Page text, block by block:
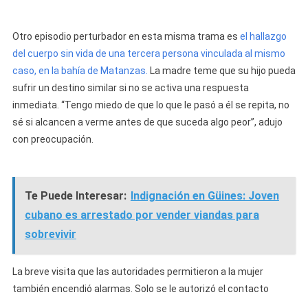
Otro episodio perturbador en esta misma trama es el hallazgo
del cuerpo sin vida de una tercera persona vinculada al mismo
caso, en la bahía de Matanzas. La madre teme que su hijo pueda
sufrir un destino similar si no se activa una respuesta
inmediata. “Tengo miedo de que lo que le pasó a él se repita, no
sé si alcancen a verme antes de que suceda algo peor”, adujo
con preocupación.
Te Puede Interesar: Indignación en Güines: Joven
cubano es arrestado por vender viandas para
sobrevivir
La breve visita que las autoridades permitieron a la mujer
también encendió alarmas. Solo se le autorizó el contacto